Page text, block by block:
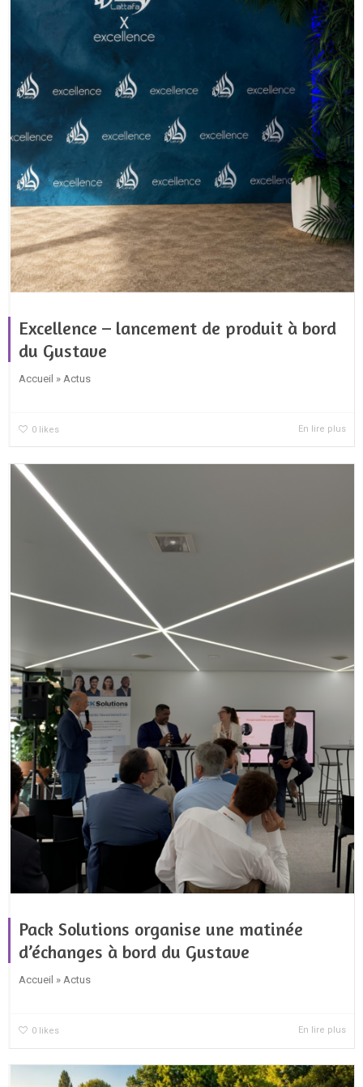
Excellence – lancement de produit à bord
du Gustave
Accueil » Actus
0 likes En lire plus
Pack Solutions organise une matinée
d’échanges à bord du Gustave
Accueil » Actus
0 likes En lire plus